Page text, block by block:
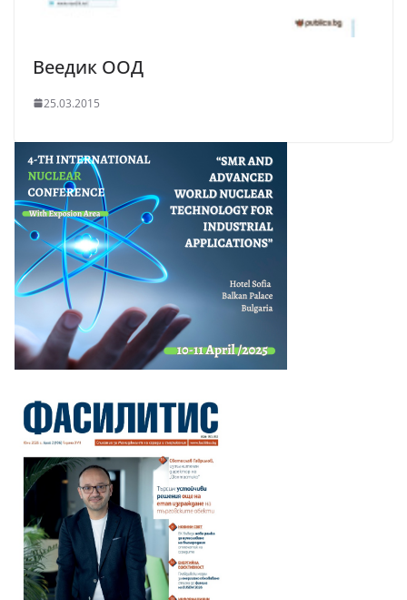
Веедик ООД
25.03.2015